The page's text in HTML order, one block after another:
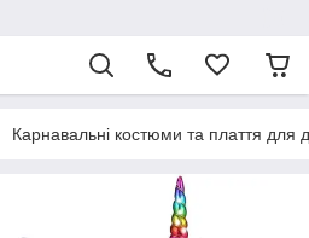
Карнавальні костюми та плаття для